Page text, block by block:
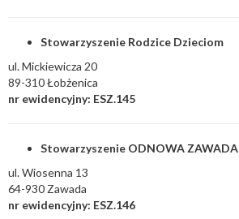
Stowarzyszenie Rodzice Dzieciom
ul. Mickiewicza 20
89-310 Łobżenica
nr ewidencyjny: ESZ.145
Stowarzyszenie ODNOWA ZAWADA
ul. Wiosenna 13
64-930 Zawada
nr ewidencyjny: ESZ.146